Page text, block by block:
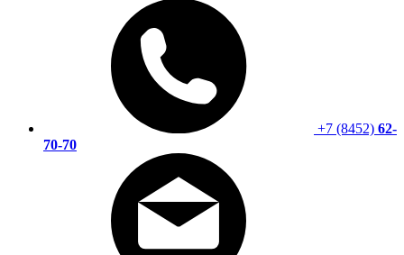
+7 (8452) 62-
70-70